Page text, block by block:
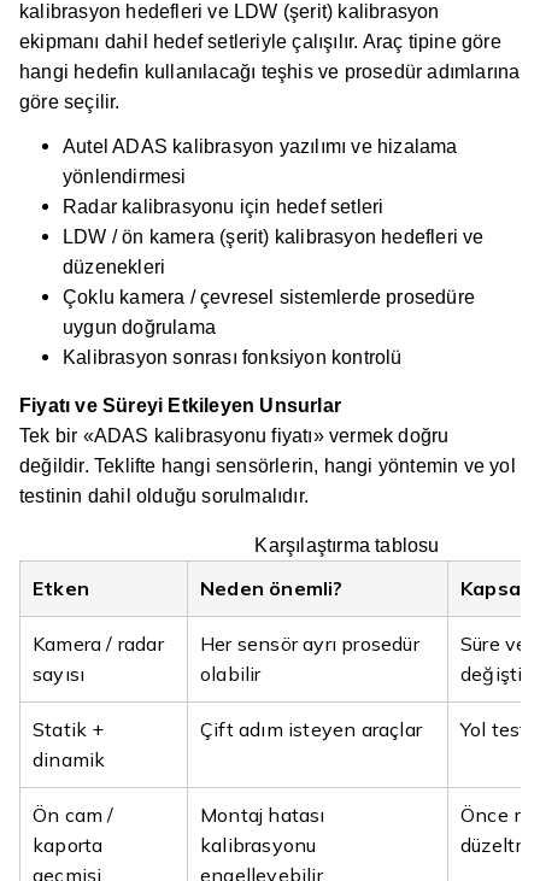
kalibrasyon hedefleri ve LDW (şerit) kalibrasyon
ekipmanı dahil hedef setleriyle çalışılır. Araç tipine göre
hangi hedefin kullanılacağı teşhis ve prosedür adımlarına
göre seçilir.
Autel ADAS kalibrasyon yazılımı ve hizalama
yönlendirmesi
Radar kalibrasyonu için hedef setleri
LDW / ön kamera (şerit) kalibrasyon hedefleri ve
düzenekleri
Çoklu kamera / çevresel sistemlerde prosedüre
uygun doğrulama
Kalibrasyon sonrası fonksiyon kontrolü
Fiyatı ve Süreyi Etkileyen Unsurlar
Tek bir «ADAS kalibrasyonu fiyatı» vermek doğru
değildir. Teklifte hangi sensörlerin, hangi yöntemin ve yol
testinin dahil olduğu sorulmalıdır.
Karşılaştırma tablosu
Etken Neden önemli?
Kamera / radar
sayısı
Her sensör ayrı prosedür
olabilir
Süre ve
değiştirir
Statik +
dinamik
Çift adım isteyen araçlar Yol testi
Ön cam /
kaporta
geçmişi
Montaj hatası
kalibrasyonu
engelleyebilir
Önce